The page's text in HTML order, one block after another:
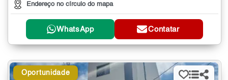
Endereço no círculo do mapa
WhatsApp Contatar
Oportunidade